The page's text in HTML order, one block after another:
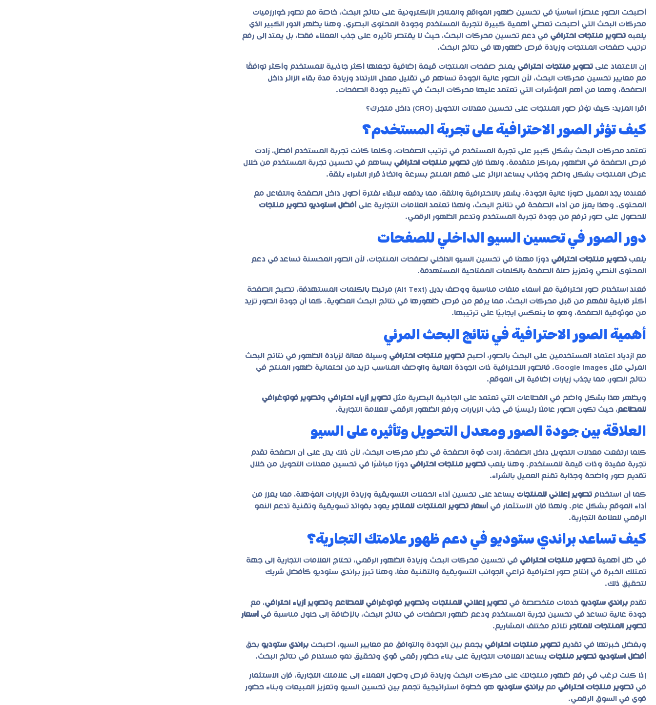
أصبحت الصور عنصرًا أساسيًا في تحسين ظهور المواقع والمتاجر الإلكترونية على نتائج البحث، خاصة مع تطور خوارزميات
محركات البحث التي أصبحت تعطي أهمية كبيرة لتجربة المستخدم وجودة المحتوى البصري. وهنا يظهر الدور الكبير الذي
يلعبه تصوير منتجات احترافي في دعم تحسين محركات البحث، حيث لا يقتصر تأثيره على جذب العملاء فقط، بل يمتد إلى رفع
ترتيب صفحات المنتجات وزيادة فرص ظهورها في نتائج البحث.
إن الاعتماد على تصوير منتجات احترافي يمنح صفحات المنتجات قيمة إضافية تجعلها أكثر جاذبية للمستخدم وأكثر توافقًا
مع معايير تحسين محركات البحث، لأن الصور عالية الجودة تساهم في تقليل معدل الارتداد وزيادة مدة بقاء الزائر داخل
الصفحة، وهما من أهم المؤشرات التي تعتمد عليها محركات البحث في تقييم جودة الصفحات.
اقرا المزيد: كيف تؤثر صور المنتجات على تحسين معدلات التحويل (CRO) داخل متجرك؟
كيف تؤثر الصور الاحترافية على تجربة المستخدم؟
تعتمد محركات البحث بشكل كبير على تجربة المستخدم في ترتيب الصفحات، وكلما كانت تجربة المستخدم أفضل، زادت
فرص الصفحة في الظهور بمراكز متقدمة. ولهذا فإن تصوير منتجات احترافي يساهم في تحسين تجربة المستخدم من خلال
عرض المنتجات بشكل واضح وجذاب يساعد الزائر على فهم المنتج بسرعة واتخاذ قرار الشراء بثقة.
فعندما يجد العميل صورًا عالية الجودة، يشعر بالاحترافية والثقة، مما يدفعه للبقاء لفترة أطول داخل الصفحة والتفاعل مع
المحتوى. وهذا يعزز من أداء الصفحة في نتائج البحث، ولهذا تعتمد العلامات التجارية على أفضل استوديو تصوير منتجات
للحصول على صور ترفع من جودة تجربة المستخدم وتدعم الظهور الرقمي.
دور الصور في تحسين السيو الداخلي للصفحات
يلعب تصوير منتجات احترافي دورًا مهمًا في تحسين السيو الداخلي لصفحات المنتجات، لأن الصور المحسنة تساعد في دعم
المحتوى النصي وتعزيز صلة الصفحة بالكلمات المفتاحية المستهدفة.
فعند استخدام صور احترافية مع أسماء ملفات مناسبة ووصف بديل (Alt Text) مرتبط بالكلمات المستهدفة، تصبح الصفحة
أكثر قابلية للفهم من قبل محركات البحث، مما يرفع من فرص ظهورها في نتائج البحث العضوية. كما أن جودة الصور تزيد
من موثوقية الصفحة، وهو ما ينعكس إيجابيًا على ترتيبها.
أهمية الصور الاحترافية في نتائج البحث المرئي
مع ازدياد اعتماد المستخدمين على البحث بالصور، أصبح تصوير منتجات احترافي وسيلة فعالة لزيادة الظهور في نتائج البحث
المرئي مثل Google Images. فالصور الاحترافية ذات الجودة العالية والوصف المناسب تزيد من احتمالية ظهور المنتج في
نتائج الصور، مما يجذب زيارات إضافية إلى الموقع.
ويظهر هذا بشكل واضح في القطاعات التي تعتمد على الجاذبية البصرية مثل تصوير أزياء احترافي وتصوير فوتوغرافي
للمطاعم، حيث تكون الصور عاملًا رئيسيًا في جذب الزيارات ورفع الظهور الرقمي للعلامة التجارية.
العلاقة بين جودة الصور ومعدل التحويل وتأثيره على السيو
كلما ارتفعت معدلات التحويل داخل الصفحة، زادت قوة الصفحة في نظر محركات البحث، لأن ذلك يدل على أن الصفحة تقدم
تجربة مفيدة وذات قيمة للمستخدم. وهنا يلعب تصوير منتجات احترافي دورًا مباشرًا في تحسين معدلات التحويل من خلال
تقديم صور واضحة وجذابة تقنع العميل بالشراء.
كما أن استخدام تصوير إعلاني للمنتجات يساعد على تحسين أداء الحملات التسويقية وزيادة الزيارات المؤهلة، مما يعزز من
أداء الموقع بشكل عام. ولهذا فإن الاستثمار في أسعار تصوير المنتجات للمتاجر يعود بفوائد تسويقية وتقنية تدعم النمو
الرقمي للعلامة التجارية.
كيف تساعد براندي ستوديو في دعم ظهور علامتك التجارية؟
في ظل أهمية تصوير منتجات احترافي في تحسين محركات البحث وزيادة الظهور الرقمي، تحتاج العلامات التجارية إلى جهة
تمتلك الخبرة في إنتاج صور احترافية تراعي الجوانب التسويقية والتقنية معًا، وهنا تبرز براندي ستوديو كأفضل شريك
لتحقيق ذلك.
تقدم براندي ستوديو خدمات متخصصة في تصوير إعلاني للمنتجات وتصوير فوتوغرافي للمطاعم وتصوير أزياء احترافي، مع
جودة عالية تساعد في تحسين تجربة المستخدم ودعم ظهور الصفحات في نتائج البحث، بالإضافة إلى حلول مناسبة في أسعار
تصوير المنتجات للمتاجر تلائم مختلف المشاريع.
وبفضل خبرتها في تقديم تصوير منتجات احترافي يجمع بين الجودة والتوافق مع معايير السيو، أصبحت براندي ستوديو بحق
أفضل استوديو تصوير منتجات يساعد العلامات التجارية على بناء حضور رقمي قوي وتحقيق نمو مستدام في نتائج البحث.
إذا كنت ترغب في رفع ظهور منتجاتك على محركات البحث وزيادة فرص وصول العملاء إلى علامتك التجارية، فإن الاستثمار
في تصوير منتجات احترافي مع براندي ستوديو هو خطوة استراتيجية تجمع بين تحسين السيو وتعزيز المبيعات وبناء حضور
قوي في السوق الرقمي.